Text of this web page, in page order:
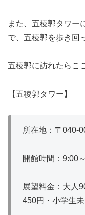
また、五稜郭タワー
で、五稜郭を歩き回
五稜郭に訪れたらこ
【五稜郭タワー】
所在地：〒040-
開館時間：9:00
展望料金：大人
450円・小学生